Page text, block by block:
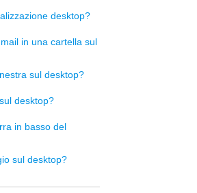
desktop?
in una cartella sul
sul desktop?
desktop?
in basso del
sul desktop?